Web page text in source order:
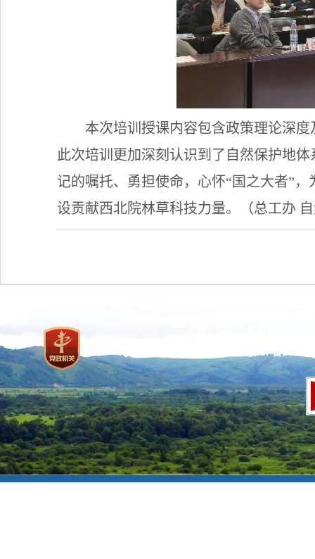
本次培训授课内容包含政策理论深
此次培训更加深刻认识到了自然保护地
记的嘱托、勇担使命，心怀“国之大者”
设贡献西北院林草科技力量。（总工办
京ICP备